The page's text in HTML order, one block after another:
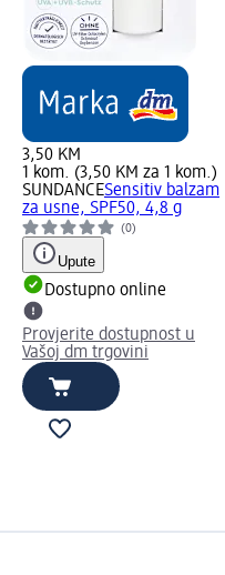
3,50 KM
1 kom. (3,50 KM za 1 kom.)
SUNDANCESensitiv balzam
za usne, SPF50, 4,8 g
(0)
Upute
Dostupno online
Provjerite dostupnost u
Vašoj dm trgovini